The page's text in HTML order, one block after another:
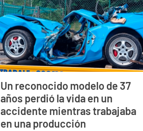
Un reconocido modelo de 37
años perdió la vida en un
accidente mientras trabajaba
en una producción